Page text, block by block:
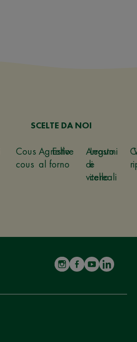
Cous
cous
Estive
Legumi
e
cereali
SCELTE DA NOI
Agnello
al forno
Arrosto
di
vitello